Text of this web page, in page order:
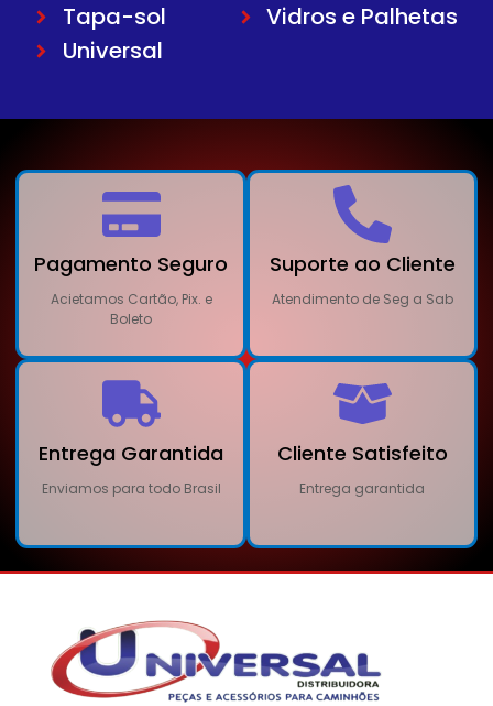
Tapa-sol
Universal
Vidros e Palhetas
Pagamento Seguro
Acietamos Cartão, Pix. e
Boleto
Suporte ao Cliente
Atendimento de Seg a Sab
Entrega Garantida
Enviamos para todo Brasil
Cliente Satisfeito
Entrega garantida